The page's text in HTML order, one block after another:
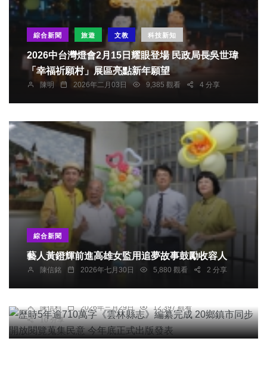
綜合新聞 旅遊 文教 科技新知
2026中台灣燈會2月15日耀眼登場 民政局長吳世瑋
「幸福祈願村」展區亮點新年願望
陳明 2026年二月03日 9,385 觀看 4 分享
綜合新聞
藝人黃鐙輝前進高雄女監用追夢故事鼓勵收容人
陳信銘 2026年七月30日 5,880 觀看 2 分享
綜合新聞
陳信利 2026年三月29日
12,397 觀看
10 分享